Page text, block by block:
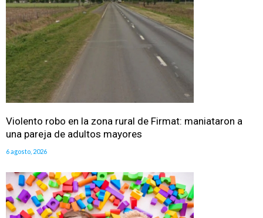
Violento robo en la zona rural de Firmat: maniataron a
una pareja de adultos mayores
6 agosto, 2026